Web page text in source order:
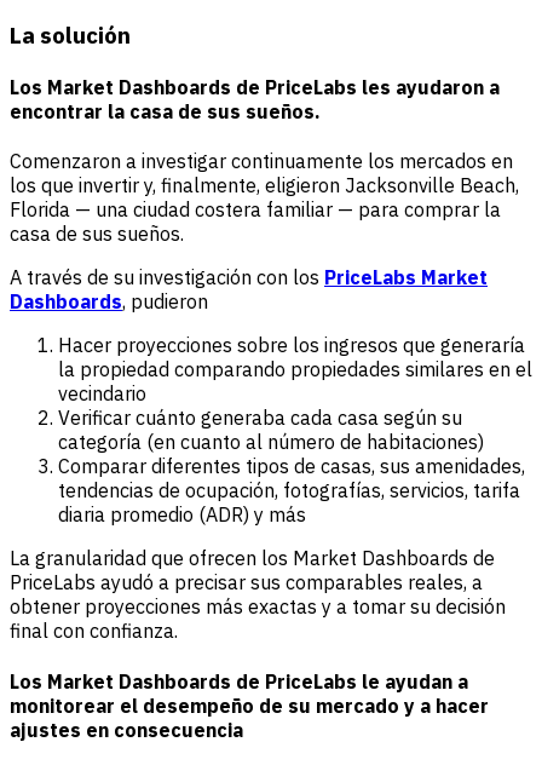
La solución
Los Market Dashboards de PriceLabs les ayudaron a
encontrar la casa de sus sueños.
Comenzaron a investigar continuamente los mercados en
los que invertir y, finalmente, eligieron Jacksonville Beach,
Florida — una ciudad costera familiar — para comprar la
casa de sus sueños.
A través de su investigación con los PriceLabs Market
Dashboards, pudieron
Hacer proyecciones sobre los ingresos que generaría
la propiedad comparando propiedades similares en el
vecindario
Verificar cuánto generaba cada casa según su
categoría (en cuanto al número de habitaciones)
Comparar diferentes tipos de casas, sus amenidades,
tendencias de ocupación, fotografías, servicios, tarifa
diaria promedio (ADR) y más
La granularidad que ofrecen los Market Dashboards de
PriceLabs ayudó a precisar sus comparables reales, a
obtener proyecciones más exactas y a tomar su decisión
final con confianza.
Los Market Dashboards de PriceLabs le ayudan a
monitorear el desempeño de su mercado y a hacer
ajustes en consecuencia